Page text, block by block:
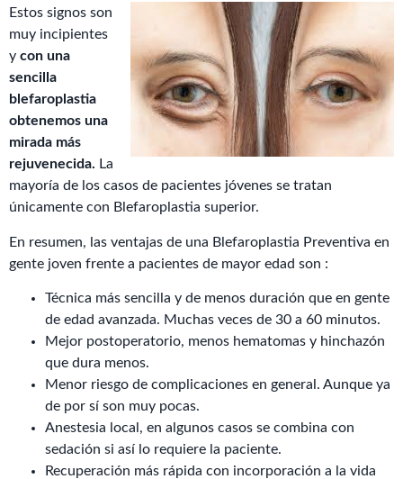
Estos signos son
muy incipientes
y con una
sencilla
blefaroplastia
obtenemos una
mirada más
rejuvenecida. La
mayoría de los casos de pacientes jóvenes se tratan
únicamente con Blefaroplastia superior.
En resumen, las ventajas de una Blefaroplastia Preventiva en
gente joven frente a pacientes de mayor edad son :
Técnica más sencilla y de menos duración que en gente
de edad avanzada. Muchas veces de 30 a 60 minutos.
Mejor postoperatorio, menos hematomas y hinchazón
que dura menos.
Menor riesgo de complicaciones en general. Aunque ya
de por sí son muy pocas.
Anestesia local, en algunos casos se combina con
sedación si así lo requiere la paciente.
Recuperación más rápida con incorporación a la vida